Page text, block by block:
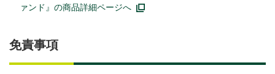
ァンド』の商品詳細ページへ
免責事項